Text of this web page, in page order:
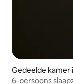
Gedeelde kamer
6-persoons